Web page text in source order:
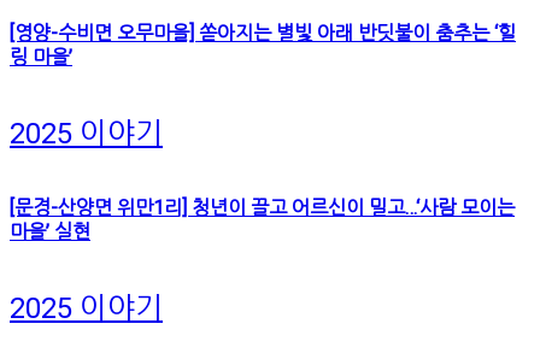
[영양-수비면 오무마을] 쏟아지는 별빛 아래 반딧불이 춤추는 ‘힐
링 마을’
2025 이야기
[문경-산양면 위만1리] 청년이 끌고 어르신이 밀고…‘사람 모이는
마을’ 실현
2025 이야기